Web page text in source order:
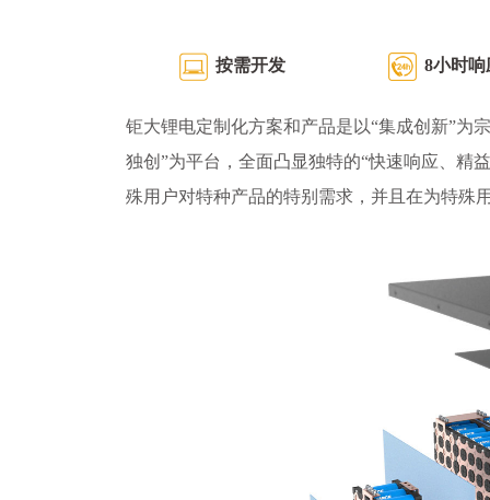
按需开发 8小时响
钜大锂电定制化方案和产品是以“集成创新”为
独创”为平台，全面凸显独特的“快速响应、精
殊用户对特种产品的特别需求，并且在为特殊